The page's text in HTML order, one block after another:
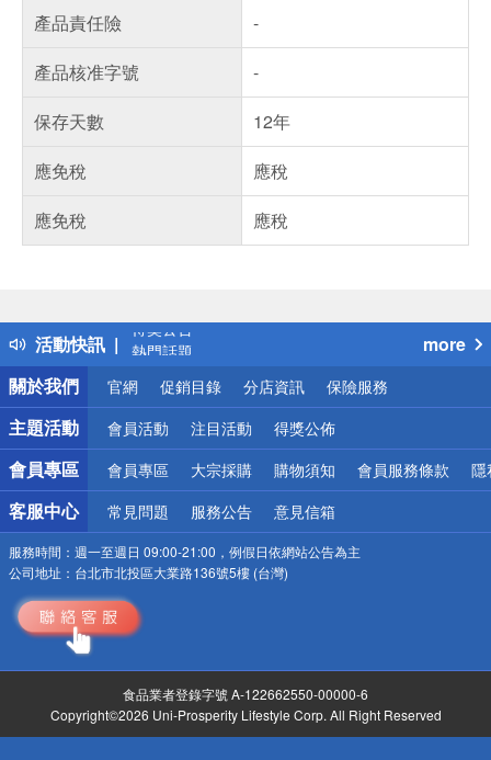
產品責任險
-
產品核准字號
-
保存天數
12年
應免稅
應稅
應免稅
應稅
活動快訊
得獎公告
熱門話題
銀行優惠
偏遠地區配送
詐騙網頁！請小心！
more
關於我們
官網 促銷目錄 分店資訊 保險服務
主題活動 會員活動 注目活動 得獎公佈
會員專區 會員專區 大宗採購 購物須知 會員服務條款 隱
客服中心 常見問題 服務公告 意見信箱
服務時間： 週一至週日 09:00-21:00，例假日依網站公告為主
公司地址： 台北市北投區大業路136號5樓 (台灣)
食品業者登錄字號 A-122662550-00000-6
Copyright©2026 Uni-Prosperity Lifestyle Corp. All Right Reserved